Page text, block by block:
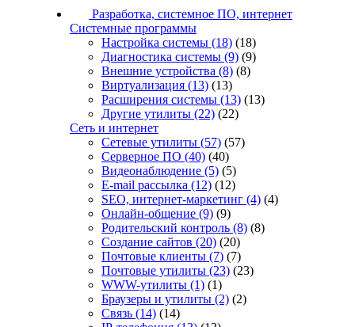
Разработка, системное ПО, интернет
Системные программы
Настройка системы (18) (18)
Диагностика системы (9) (9)
Внешние устройства (8) (8)
Виртуализация (13) (13)
Расширения системы (13) (13)
Другие утилиты (22) (22)
Сеть и интернет
Сетевые утилиты (57) (57)
Серверное ПО (40) (40)
Видеонаблюдение (5) (5)
E-mail рассылка (12) (12)
SEO, интернет-маркетинг (4) (4)
Онлайн-общение (9) (9)
Родительский контроль (8) (8)
Создание сайтов (20) (20)
Почтовые клиенты (7) (7)
Почтовые утилиты (23) (23)
WWW-утилиты (1) (1)
Браузеры и утилиты (2) (2)
Связь (14) (14)